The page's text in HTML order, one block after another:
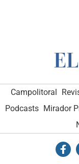
Campolitoral
Podcasts Mirador